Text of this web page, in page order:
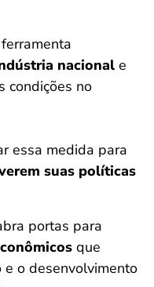
nacional e
condições no
essa medida para
suas políticas
portas para
que
e o desenvolvimento